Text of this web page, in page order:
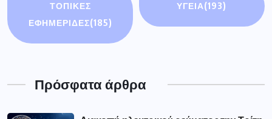
ΤΟΠΙΚΕΣ
ΕΦΗΜΕΡΙΔΕΣ(185)
ΥΓΕΙΑ(193)
Πρόσφατα άρθρα